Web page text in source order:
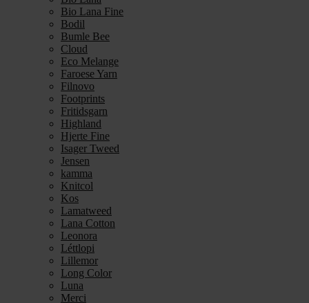
Bio Lana Fine
Bodil
Bumle Bee
Cloud
Eco Melange
Faroese Yarn
Filnovo
Footprints
Fritidsgarn
Highland
Hjerte Fine
Isager Tweed
Jensen
kamma
Knitcol
Kos
Lamatweed
Lana Cotton
Leonora
Léttlopi
Lillemor
Long Color
Luna
Merci